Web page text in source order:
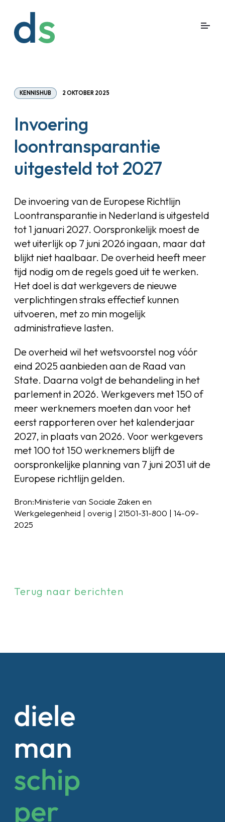
KENNISHUB 2 OKTOBER 2025
Invoering
loontransparantie
uitgesteld tot 2027
De invoering van de Europese Richtlijn
Loontransparantie in Nederland is uitgesteld
tot 1 januari 2027. Oorspronkelijk moest de
wet uiterlijk op 7 juni 2026 ingaan, maar dat
blijkt niet haalbaar. De overheid heeft meer
tijd nodig om de regels goed uit te werken.
Het doel is dat werkgevers de nieuwe
verplichtingen straks effectief kunnen
uitvoeren, met zo min mogelijk
administratieve lasten.
De overheid wil het wetsvoorstel nog vóór
eind 2025 aanbieden aan de Raad van
State. Daarna volgt de behandeling in het
parlement in 2026. Werkgevers met 150 of
meer werknemers moeten dan voor het
eerst rapporteren over het kalenderjaar
2027, in plaats van 2026. Voor werkgevers
met 100 tot 150 werknemers blijft de
oorspronkelijke planning van 7 juni 2031 uit de
Europese richtlijn gelden.
Bron:Ministerie van Sociale Zaken en
Werkgelegenheid | overig | 21501-31-800 | 14-09-
2025
Terug naar berichten